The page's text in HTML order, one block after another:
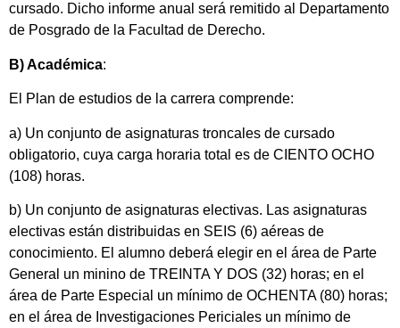
cursado. Dicho informe anual será remitido al Departamento
de Posgrado de la Facultad de Derecho.
B) Académica:
El Plan de estudios de la carrera comprende:
a) Un conjunto de asignaturas troncales de cursado
obligatorio, cuya carga horaria total es de CIENTO OCHO
(108) horas.
b) Un conjunto de asignaturas electivas. Las asignaturas
electivas están distribuidas en SEIS (6) aéreas de
conocimiento. El alumno deberá elegir en el área de Parte
General un minino de TREINTA Y DOS (32) horas; en el
área de Parte Especial un mínimo de OCHENTA (80) horas;
en el área de Investigaciones Periciales un mínimo de